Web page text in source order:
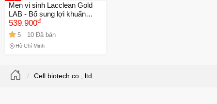
Men vi sinh Lacclean Gold
LAB - Bổ sung lợi khuẩn
đường ruột, hỗ trợ tiêu hóa,
giảm triệu chứng rối loạn dạ
dày, 30 gói 2.5g
539.900đ
5
10 Đã bán
Hồ Chí Minh
Cell biotech co., ltd